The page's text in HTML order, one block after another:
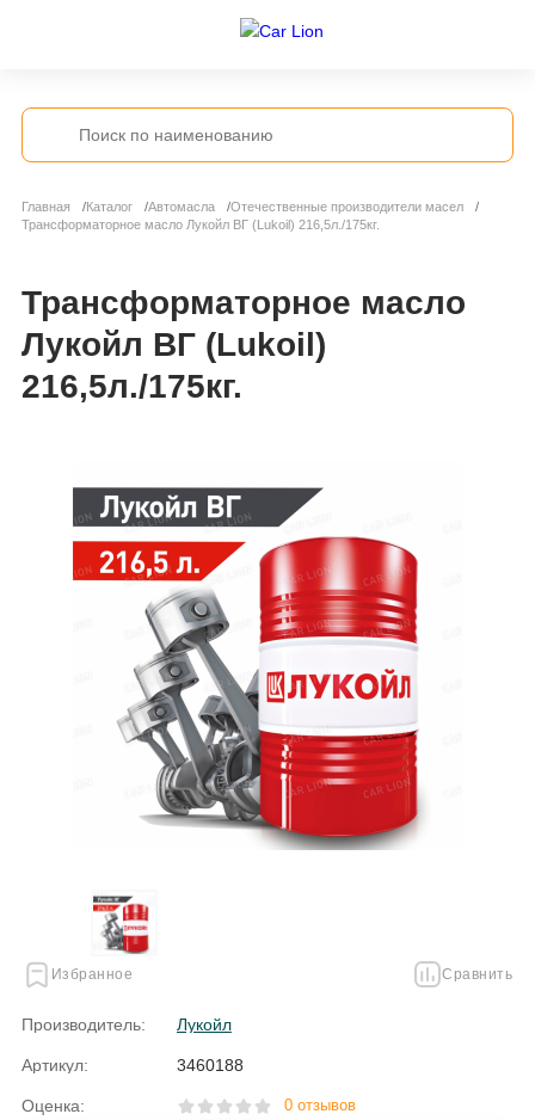
Главная Каталог Автомасла
Отечественные производители масел
Трансформаторное масло Лукойл ВГ (Lukoil) 216,5л./175кг.
Трансформаторное масло
Лукойл ВГ (Lukoil)
216,5л./175кг.
Избранное Сравнить
Производитель: Лукойл
Артикул: 3460188
Оценка: 0 отзывов